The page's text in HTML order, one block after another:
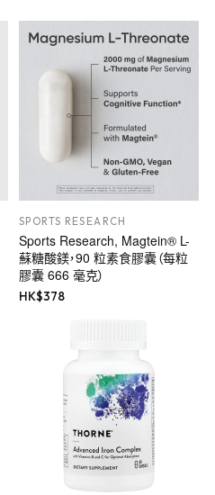
SPORTS RESEARCH
Sports Research, Magtein® L-
蘇糖酸鎂，90 粒素食膠囊（每粒
膠囊 666 毫克）
HK$378